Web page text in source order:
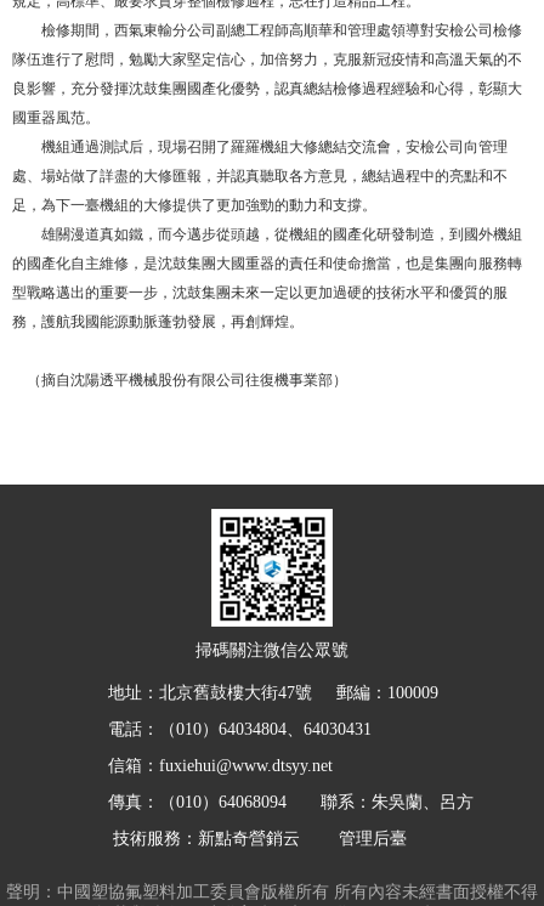
檢修期間，西氣東輸分公司副總工程師高順華和管理處領導對安檢公司檢修
隊伍進行了慰問，勉勵大家堅定信心，加倍努力，克服新冠疫情和高溫天氣的不
良影響，充分發揮沈鼓集團國產化優勢，認真總結檢修過程經驗和心得，彰顯大
國重器風范。
機組通過測試后，現場召開了羅羅機組大修總結交流會，安檢公司向管理
處、場站做了詳盡的大修匯報，并認真聽取各方意見，總結過程中的亮點和不
足，為下一臺機組的大修提供了更加強勁的動力和支撐。
雄關漫道真如鐵，而今邁步從頭越，從機組的國產化研發制造，到國外機組
的國產化自主維修，是沈鼓集團大國重器的責任和使命擔當，也是集團向服務轉
型戰略邁出的重要一步，沈鼓集團未來一定以更加過硬的技術水平和優質的服
務，護航我國能源動脈蓬勃發展，再創輝煌。
（摘自沈陽透平機械股份有限公司往復機事業部）
掃碼關注微信公眾號
地址：北京舊鼓樓大街47號 郵編：100009
電話：（010）64034804、64030431
信箱：fuxiehui@www.dtsyy.net
傳真：（010）64068094 聯系：朱吳蘭、呂方
技術服務：新點奇營銷云
管理后臺
聲明：中國塑協氟塑料加工委員會版權所有 所有內容未經書面授權不得